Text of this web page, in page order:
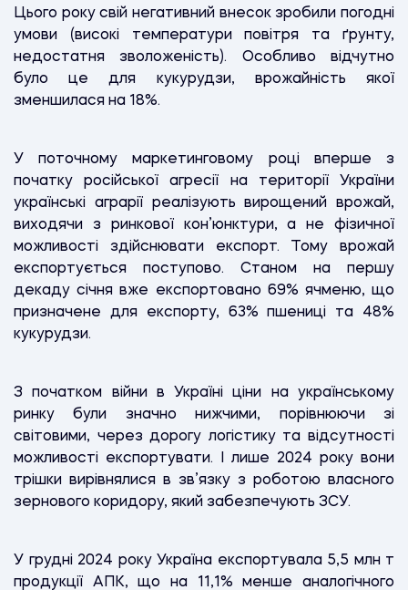
Цього року свій негативний внесок зробили погодні
умови (високі температури повітря та ґрунту,
недостатня зволоженість). Особливо відчутно
було це для кукурудзи, врожайність якої
зменшилася на 18%.
У поточному маркетинговому році вперше з
початку російської агресії на території України
українські аграрії реалізують вирощений врожай,
виходячи з ринкової кон’юнктури, а не фізичної
можливості здійснювати експорт. Тому врожай
експортується поступово. Станом на першу
декаду січня вже експортовано 69% ячменю, що
призначене для експорту, 63% пшениці та 48%
кукурудзи.
З початком війни в Україні ціни на українському
ринку були значно нижчими, порівнюючи зі
світовими, через дорогу логістику та відсутності
можливості експортувати. І лише 2024 року вони
трішки вирівнялися в зв’язку з роботою власного
зернового коридору, який забезпечують ЗСУ.
У грудні 2024 року Україна експортувала 5,5 млн т
продукції АПК, що на 11,1% менше аналогічного